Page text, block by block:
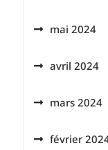
mai 2024
avril 2024
mars 2024
février